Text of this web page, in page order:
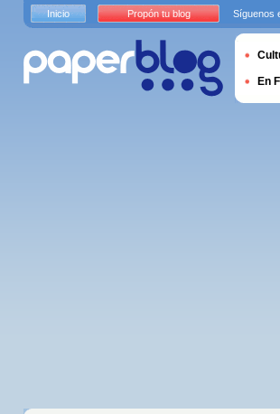
Inicio Propón tu blog Síguenos
En